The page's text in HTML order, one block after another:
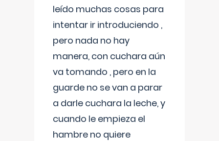
leído muchas cosas para
intentar ir introduciendo ,
pero nada no hay
manera, con cuchara aún
va tomando , pero en la
guarde no se van a parar
a darle cuchara la leche, y
cuando le empieza el
hambre no quiere